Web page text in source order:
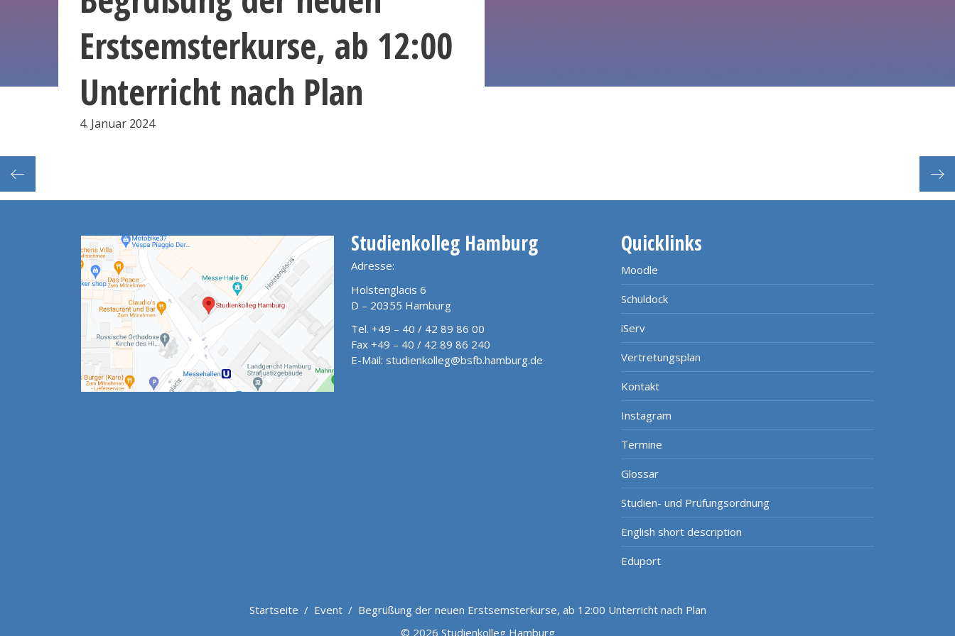
Beratung zum Freischuss in den Fächern DaF, Ma, Eng sowie zur Ergänzungsprüfung M nach T im Fach Physik
Erstsemsterkurse, ab 12:00
Unterricht nach Plan
4. Januar 2024
Studienkolleg Hamburg
Adresse:
Holstenglacis 6
D – 20355 Hamburg
Tel. +49 – 40 / 42 89 86 00
Fax +49 – 40 / 42 89 86 240
E-Mail: studienkolleg@bsfb.hamburg.de
Quicklinks
Moodle
Schuldock
iServ
Vertretungsplan
Kontakt
Instagram
Termine
Glossar
Studien- und Prüfungsordnung
English short description
Eduport
Startseite / Event/ Begrüßung der neuen Erstsemsterkurse, ab 12:00 Unterricht nach Plan
© 2026 Studienkolleg Hamburg